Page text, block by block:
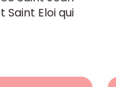
Eloi qui